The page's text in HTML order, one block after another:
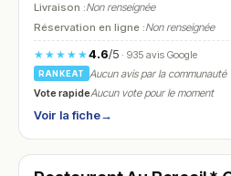
Livraison :Non renseignée
Réservation en ligne :Non renseignée
★★★★★4.6/5· 935 avis Google
RANKEAT
Aucun avis par la communauté
Vote rapideAucun vote pour le moment
Voir la fiche→